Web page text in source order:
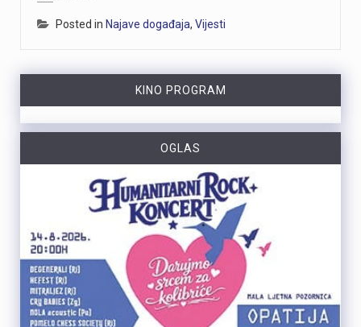
Posted in Najave događaja, Vijesti
KINO PROGRAM
OGLAS